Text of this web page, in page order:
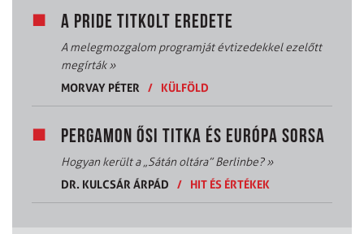
A PRIDE TITKOLT EREDETE
A melegmozgalom programját évtizedekkel ezelőtt
megírták»
MORVAY PÉTER
/ KÜLFÖLD
PERGAMON ŐSI TITKA ÉS EURÓPA SORSA
Hogyan került a „Sátán oltára” Berlinbe?»
DR. KULCSÁR ÁRPÁD
/ HIT ÉS ÉRTÉKEK